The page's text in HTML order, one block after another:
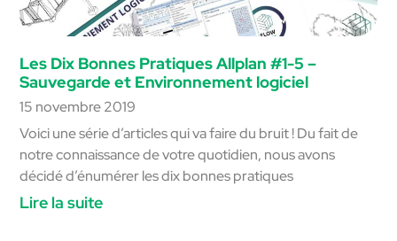
Les Dix Bonnes Pratiques Allplan #1-5 –
Sauvegarde et Environnement logiciel
15 novembre 2019
Voici une série d’articles qui va faire du bruit ! Du fait de
notre connaissance de votre quotidien, nous avons
décidé d’énumérer les dix bonnes pratiques
Lire la suite